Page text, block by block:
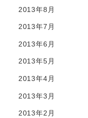
2013年8月
2013年7月
2013年6月
2013年5月
2013年4月
2013年3月
2013年2月